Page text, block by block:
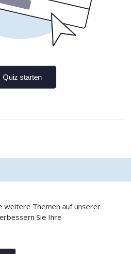
weitere Themen auf unserer
Sie Ihre